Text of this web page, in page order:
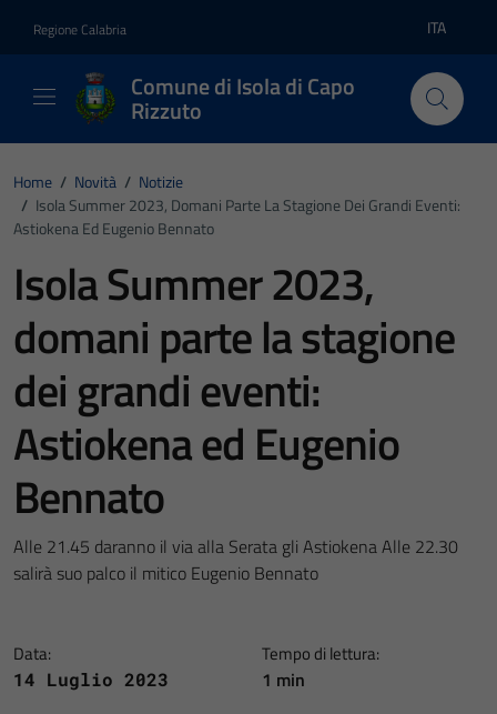
Regione Calabria Lingua
ITA
Comune di Isola di Capo
Rizzuto
Home / Novità / Notizie
/ Isola Summer 2023, Domani Parte La Stagione Dei Grandi Eventi:
Astiokena Ed Eugenio Bennato
Isola Summer 2023,
domani parte la stagione
dei grandi eventi:
Astiokena ed Eugenio
Bennato
Alle 21.45 daranno il via alla Serata gli Astiokena Alle 22.30
salirà suo palco il mitico Eugenio Bennato
Data:
14 Luglio 2023
Tempo di lettura:
1 min